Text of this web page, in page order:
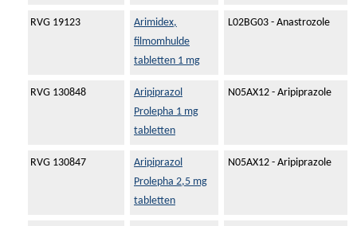
RVG 19123
Arimidex,
filmomhulde
tabletten 1 mg
L02BG03 - Anastrozole
RVG 130848
Aripiprazol
Prolepha 1 mg
tabletten
N05AX12 - Aripiprazole
RVG 130847
Aripiprazol
Prolepha 2,5 mg
tabletten
N05AX12 - Aripiprazole